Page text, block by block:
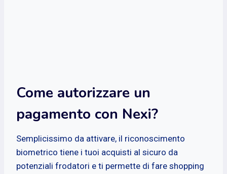
Come autorizzare un
pagamento con Nexi?
Semplicissimo da attivare, il riconoscimento
biometrico tiene i tuoi acquisti al sicuro da
potenziali frodatori e ti permette di fare shopping